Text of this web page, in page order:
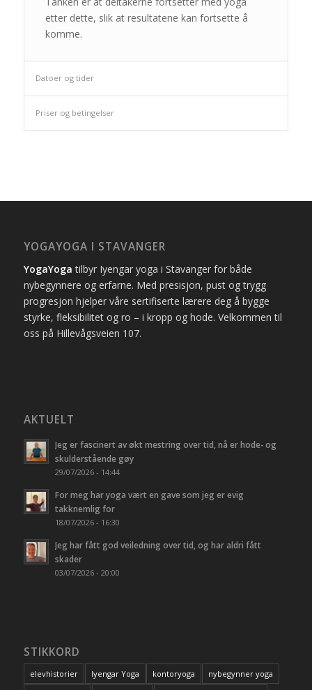
etter dette, slik at resultatene kan fortsette å
komme.
Datoer og tider
Priser og betingelser
YOGAYOGA I STAVANGER
YogaYoga tilbyr Iyengar yoga i Stavanger for både
nybegynnere og erfarne. Med presisjon, pust og trygg
progresjon hjelper våre sertifiserte lærere deg å bygge
styrke, fleksibilitet og ro – i kropp og hode. Velkommen til
oss på Hillevågsveien 107.
AKTUELT
Jeg er fascinert av økt mestring over tid, nå er hode- og
skulderstående gøy
29/07/2026 - 14:44
For meg har yoga vært en gave som jeg er evig
takknemlig for
18/07/2026 - 16:30
Jeg har fått god veiledning over tid, og har aldri fått
skader
03/07/2026 - 20:00
STIKKORD
elevhistorier Iyengar Yoga kontoryoga
nybegynner yoga